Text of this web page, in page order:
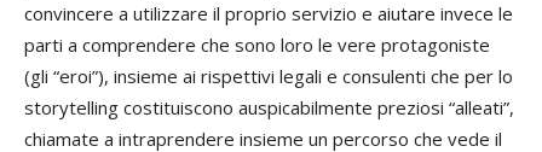
convincere a utilizzare il proprio servizio e aiutare invece le
parti a comprendere che sono loro le vere protagoniste
(gli “eroi”), insieme ai rispettivi legali e consulenti che per lo
storytelling costituiscono auspicabilmente preziosi “alleati”,
chiamate a intraprendere insieme un percorso che vede il